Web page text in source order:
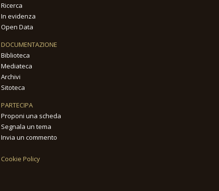
Ricerca
In evidenza
Open Data
DOCUMENTAZIONE
Biblioteca
Mediateca
Archivi
Sitoteca
PARTECIPA
Proponi una scheda
Segnala un tema
Invia un commento
Cookie Policy